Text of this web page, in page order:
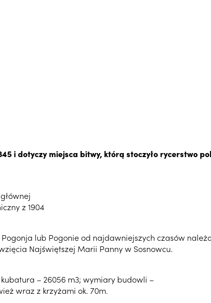
i dotyczy miejsca bitwy, którą stoczyło rycerstwo
z 1904
lub Pogonie od najdawniejszych czasów
Najświętszej Marii Panny w Sosnowcu.
kubatura – 26056 m3; wymiary budowli –
wraz z krzyżami ok. 70m.